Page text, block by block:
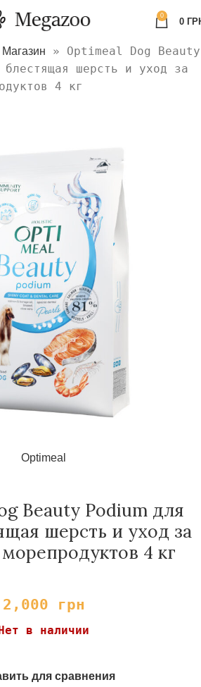
0
0
Магазин » Optimeal Dog Beauty
блестящая шерсть и уход за
4 кг
увеличить
Optimeal
Beauty Podium для
шерсть и уход за
4 кг
2,000 грн
в наличии
для сравнения